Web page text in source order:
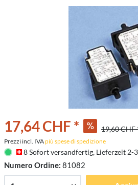
17,64 CHF * 19,60 CHF
Prezzi incl. IVApiù spese di spedizione
8 Sofort versandfertig, Lieferzeit 2-3
Numero Ordine: 81082